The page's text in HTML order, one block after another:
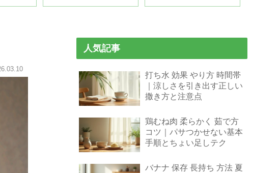
順
のコツ
人気記事
打ち水 効果 やり方 時間帯
｜涼しさを引き出す正しい
撒き方と注意点
鶏むね肉 柔らかく 茹で方
コツ｜パサつかせない基本
手順とちょい足しテク
バナナ 保存 長持ち 方法 夏